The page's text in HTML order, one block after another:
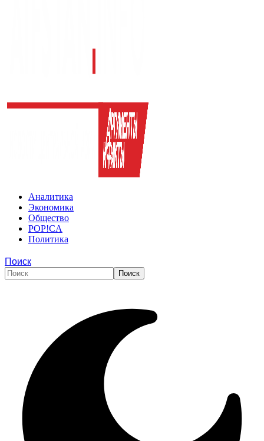
Аналитика
Экономика
Общество
POP!CA
Политика
Поиск